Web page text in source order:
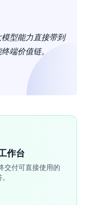
型能力直接带到
端价值链。
作台
交付可直接使用的